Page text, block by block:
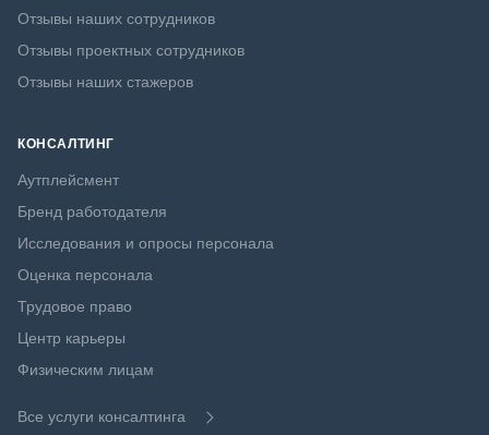
Отзывы наших сотрудников
Отзывы проектных сотрудников
Отзывы наших стажеров
КОНСАЛТИНГ
Аутплейсмент
Бренд работодателя
Исследования и опросы персонала
Оценка персонала
Трудовое право
Центр карьеры
Физическим лицам
Все услуги консалтинга